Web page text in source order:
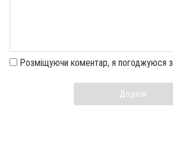
Розміщуючи коментар, я погоджуюся з
Додати